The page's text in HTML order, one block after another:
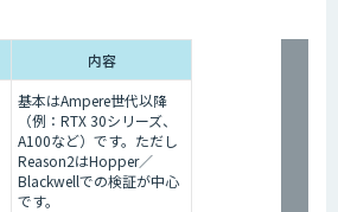
内容
基本はAmpere世代以降
（例：RTX 30シリーズ、
A100など）です。ただし
Reason2はHopper／
Blackwellでの検証が中心
です。